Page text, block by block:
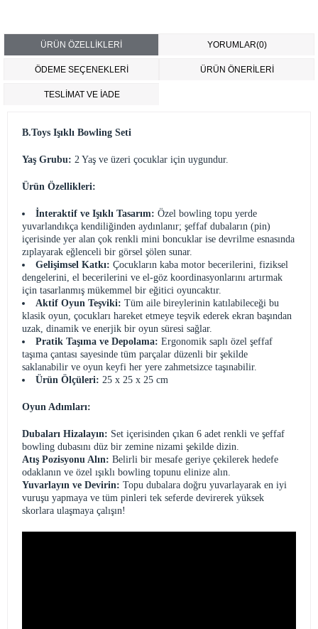
ÜRÜN ÖZELLIKLERI YORUMLAR(0)
ÖDEME SEÇENEKLERI ÜRÜN ÖNERILERI
TESLİMAT VE İADE
B.Toys Işıklı Bowling Seti
Yaş Grubu: 2 Yaş ve üzeri çocuklar için uygundur.
Ürün Özellikleri:
İnteraktif ve Işıklı Tasarım: Özel bowling topu yerde
yuvarlandıkça kendiliğinden aydınlanır; şeffaf dubaların (pin)
içerisinde yer alan çok renkli mini boncuklar ise devrilme esnasında
zıplayarak eğlenceli bir görsel şölen sunar.
Gelişimsel Katkı: Çocukların kaba motor becerilerini, fiziksel
dengelerini, el becerilerini ve el-göz koordinasyonlarını artırmak
için tasarlanmış mükemmel bir eğitici oyuncaktır.
Aktif Oyun Teşviki: Tüm aile bireylerinin katılabileceği bu
klasik oyun, çocukları hareket etmeye teşvik ederek ekran başından
uzak, dinamik ve enerjik bir oyun süresi sağlar.
Pratik Taşıma ve Depolama: Ergonomik saplı özel şeffaf
taşıma çantası sayesinde tüm parçalar düzenli bir şekilde
saklanabilir ve oyun keyfi her yere zahmetsizce taşınabilir.
Ürün Ölçüleri: 25 x 25 x 25 cm
Oyun Adımları:
Dubaları Hizalayın: Set içerisinden çıkan 6 adet renkli ve şeffaf
bowling dubasını düz bir zemine nizami şekilde dizin.
Atış Pozisyonu Alın: Belirli bir mesafe geriye çekilerek hedefe
odaklanın ve özel ışıklı bowling topunu elinize alın.
Yuvarlayın ve Devirin: Topu dubalara doğru yuvarlayarak en iyi
vuruşu yapmaya ve tüm pinleri tek seferde devirerek yüksek
skorlara ulaşmaya çalışın!